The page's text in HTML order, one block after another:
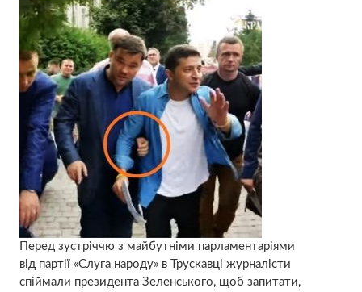
Перед зустріччю з майбутніми парламентаріями
від партії «Слуга народу» в Трускавці журналісти
спіймали президента Зеленського, щоб запитати,